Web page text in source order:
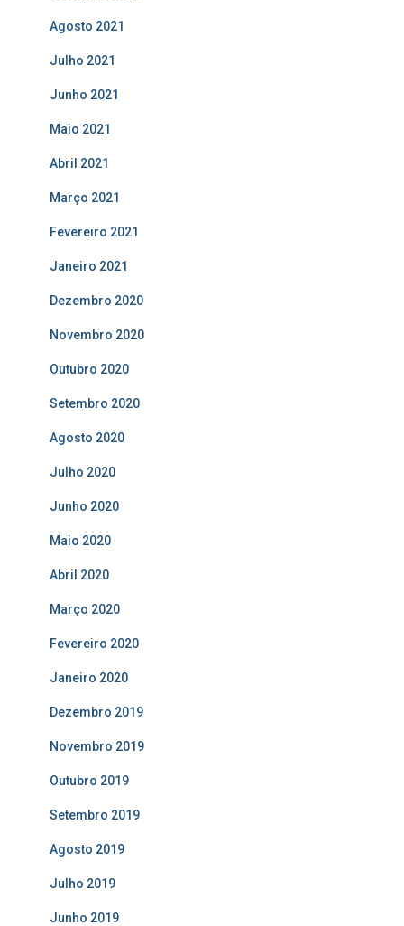
Agosto 2021
Julho 2021
Junho 2021
Maio 2021
Abril 2021
Março 2021
Fevereiro 2021
Janeiro 2021
Dezembro 2020
Novembro 2020
Outubro 2020
Setembro 2020
Agosto 2020
Julho 2020
Junho 2020
Maio 2020
Abril 2020
Março 2020
Fevereiro 2020
Janeiro 2020
Dezembro 2019
Novembro 2019
Outubro 2019
Setembro 2019
Agosto 2019
Julho 2019
Junho 2019